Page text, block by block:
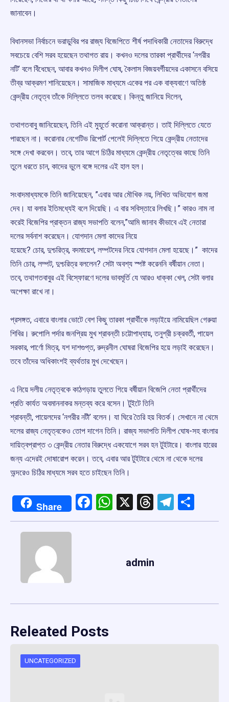
জানাবেন।
বিধানসভা নির্বাচনে ভরাডুবির পর রাজ্য বিজেপিতে শীর্ষ পদাধিকারী নেতাদের বিরুদ্ধে
সবচেয়ে বেশি সরব হয়েছেন তথাগত রায়। কখনও দলের তারকা প্রার্থীদের ‘নগরীর
নটি’ বলে বিঁধেছেন, আবার কখনও দিলীপ ঘোষ, কৈলাস বিজয়বর্গীয়দের একাসনে বসিয়ে
তীব্র আক্রমণ শানিয়েছেন। সামাজিক মাধ্যমে একের পর এক বাক্যবাণে অতিষ্ঠ
কেন্দ্রীয় নেতৃত্ব তাঁকে দিল্লিতে তলব করেছে। কিন্তু জানিয়ে দিলেন,
তথাগতবাবু জানিয়েছেন, তিনি এই মুহূর্তে করোনা আক্রান্ত। তাই দিল্লিতে যেতে
পারছেন না। করোনার নেগেটিভ রিপোর্ট পেলেই দিল্লিতে গিয়ে কেন্দ্রীয় নেতাদের
সঙ্গে দেখা করবেন। তবে, তার আগে চিঠির মাধ্যমে কেন্দ্রীয় নেতৃত্বের কাছে তিনি
তুলে ধরতে চান, কাদের ভুলে বঙ্গে দলের এই হাল হল।
সংবাদমাধ্যমকে তিনি জানিয়েছেন, ”এবার আর মৌখিক নয়, লিখিত অভিযোগ জমা
দেব। যা বলার ইতিমধ্যেই বলে দিয়েছি। এ বার সবিস্তারে লিখছি।” কারও নাম না
করেই বিজেপির প্রাক্তন রাজ্য সভাপতি বলেন,”আমি জানাব কীভাবে এই নেতারা
দলের সর্বনাশ করেছেন। যোগদান মেলা কাদের নিয়ে
হয়েছে? চোর, দুশ্চরিত্র, বদমায়েশ, লম্পটদের নিয়ে যোগদান মেলা হয়েছে।” কাদের
তিনি চোর, লম্পট, দুশ্চরিত্র বললেন? সেটা অবশ্য স্পষ্ট করেননি বর্ষীয়ান নেতা।
তবে, তথাগতবাবুর এই বিস্ফোরণে দলের ভাবমূর্তি যে আরও ধাক্কা খেল, সেটা বলার
অপেক্ষা রাখে না।
প্রসঙ্গত, এবারে বাংলার ভোটে বেশ কিছু তারকা প্রার্থীকে লড়াইয়ে নামিয়েছিল গেরুয়া
শিবির। রুপোলি পর্দার জনপ্রিয় মুখ শ্রাবন্তী চট্টোপাধ্যায়, তনুশ্রী চক্রবর্তী, পায়েল
সরকার, পার্ণো মিত্র, যশ দাশগুপ্ত, রুদ্রনীল ঘোষরা বিজেপির হয়ে লড়াই করেছেন।
তবে তাঁদের অধিকাংশই ব্যর্থতার মুখ দেখেছেন।
এ নিয়ে দলীয় নেতৃত্বকে কাঠগড়ায় তুলতে গিয়ে বর্ষীয়ান বিজেপি নেতা প্রার্থীদের
প্রতি কার্যত অবমাননাকর মন্তব্য করে বসেন। টুইটে তিনি
শ্রাবন্তী, পায়েলদের ‘নগরীর নটী’ বলেন। যা ঘিরে তৈরি হয় বিতর্ক। সেখানে না থেমে
দলের রাজ্য নেতৃত্বকেও তোপ দাগেন তিনি। রাজ্য সভাপতি দিলীপ ঘোষ-সহ বাংলার
দায়িত্বপ্রাপ্ত ৩ কেন্দ্রীয় নেতার বিরুদ্ধে একযোগে সরব হন টুইটারে। বাংলার হারের
জন্য এদেরই দোষারোপ করেন। তবে, এবার আর টুইটারে থেমে না থেকে দলের
অন্দরেও চিঠির মাধ্যমে সরব হতে চাইছেন তিনি।
Share Facebook
WhatsApp
X Threads
admin
Releated Posts
UNCATEGORIZED